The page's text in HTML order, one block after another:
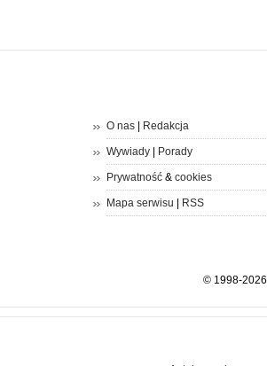
O nas| Redakcja
Wywiady| Porady
Prywatność& cookies
Mapa serwisu RSS
© 1998-2026